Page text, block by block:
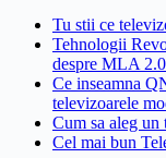
Tu stii ce
Tehnologii
despre MLA
Ce inseamna
televizoarele
Cum sa aleg
Cel mai bun